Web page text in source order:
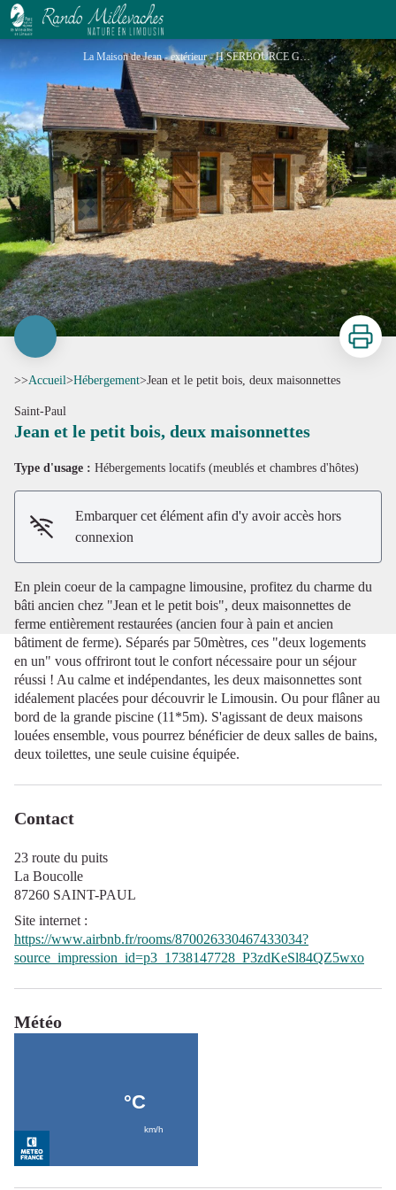
Jean et le petit bois, deux maisonnettes
La Maison de Jean - extérieur - H.SERBOURCE GOGUEL
Voir l'image en plein écran
Imprimer
>>Accueil>Hébergement>Jean et le petit bois, deux maisonnettes
Saint-Paul
Jean et le petit bois, deux maisonnettes
Type d'usage : Hébergements locatifs (meublés et chambres d'hôtes)
Embarquer cet élément afin d'y avoir accès hors
connexion
En plein coeur de la campagne limousine, profitez du charme du
bâti ancien chez "Jean et le petit bois", deux maisonnettes de
ferme entièrement restaurées (ancien four à pain et ancien
bâtiment de ferme). Séparés par 50mètres, ces "deux logements
en un" vous offriront tout le confort nécessaire pour un séjour
réussi ! Au calme et indépendantes, les deux maisonnettes sont
idéalement placées pour découvrir le Limousin. Ou pour flâner au
bord de la grande piscine (11*5m). S'agissant de deux maisons
louées ensemble, vous pourrez bénéficier de deux salles de bains,
deux toilettes, une seule cuisine équipée.
Contact
23 route du puits
La Boucolle
87260 SAINT-PAUL
Site internet :
https://www.airbnb.fr/rooms/870026330467433034?
source_impression_id=p3_1738147728_P3zdKeSl84QZ5wxo
Météo